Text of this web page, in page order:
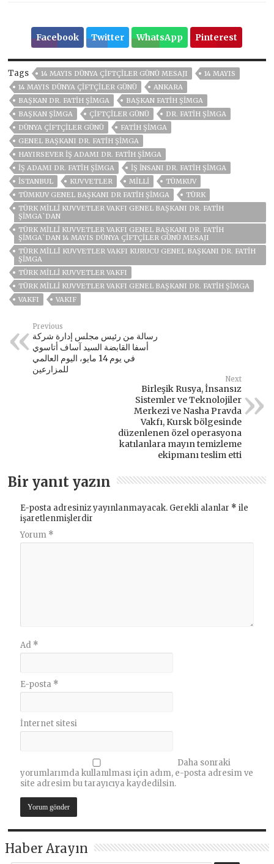
Facebook Twitter WhatsApp Pinterest
Tags 14 MAYIS DÜNYA ÇİFTÇİLER GÜNÜ MESAJI
14 MAYIS
14 MAYIS DÜNYA ÇIFTÇILER GÜNÜ
ANKARA
BAŞKAN DR. FATİH ŞİMGA
BAŞKAN FATIH ŞİMGA
BAŞKAN ŞİMGA
ÇIFTÇILER GÜNÜ
DR. FATIH ŞIMGA
DÜNYA ÇIFTÇILER GÜNÜ
FATİH ŞİMGA
GENEL BAŞKANI DR. FATIH ŞİMGA
HAYIRSEVER IŞ ADAMI DR. FATIH ŞİMGA
IŞ ADAMI DR. FATIH ŞİMGA
IŞ INSANI DR. FATIH ŞİMGA
ISTANBUL
KUVVETLER MİLLİ
TÜMKUV
TÜMKUV GENEL BAŞKANI DR FATİH ŞİMGA
TÜRK
TÜRK MİLLİ KUVVETLER VAKFI GENEL BAŞKANI DR. FATİH
ŞİMGA`DAN
TÜRK MİLLİ KUVVETLER VAKFI GENEL BAŞKANI DR. FATİH
ŞİMGA`DAN 14 MAYIS DÜNYA ÇİFTÇİLER GÜNÜ MESAJI
TÜRK MİLLÎ KUVVETLER VAKFI KURUCU GENEL BAŞKANI DR. FATİH
ŞİMGA
TÜRK MILLI KUVVETLER VAKFI
TÜRK MILLI KUVVETLER VAKFI GENEL BAŞKANI DR. FATIH ŞIMGA
VAKFI
VAKIF
Previous
رسالة من رئيس مجلس إدارة شركة
أسفا القابضة السيد آساف أتاسوي
في يوم 14 مايو، اليوم العالمي
للمزارعين
Next
Birleşik Rusya, İnsansız
Sistemler ve Teknolojiler
Merkezi ve Nasha Pravda
Vakfı, Kursk bölgesinde
düzenlenen özel operasyona
katılanlara mayın temizleme
ekipmanı teslim etti
Bir yanıt yazın
E-posta adresiniz yayınlanmayacak. Gerekli alanlar * ile
işaretlenmişlerdir
Yorum *
Ad *
E-posta *
İnternet sitesi
Daha sonraki
yorumlarımda kullanılması için adım, e-posta adresim ve
site adresim bu tarayıcıya kaydedilsin.
Haber Arayın